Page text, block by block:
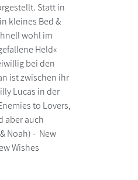
Statt in
kleines Bed &
wohl im
Held«
bei den
ist zwischen ihr
Lucas in der
to Lovers,
aber auch
Noah) - New
Wishes